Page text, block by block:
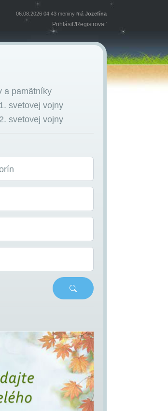
06.08.2026 04:43 meniny má Jozefína
Prihlásiť/Registrovať
a pamätníky
svetovej vojny
svetovej vojny
Next